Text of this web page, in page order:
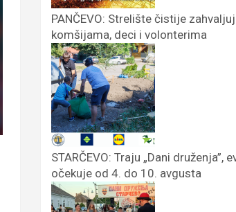
PANČEVO: Strelište čistije
komšijama, deci i volonterima
STARČEVO: Traju „Dani druženja”,
očekuje od 4. do 10. avgusta